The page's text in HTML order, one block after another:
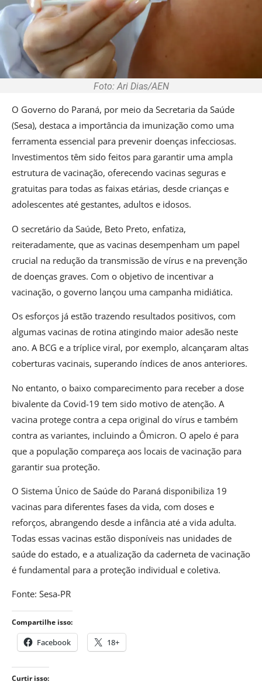
Foto: Ari Dias/AEN
O Governo do Paraná, por meio da Secretaria da Saúde
(Sesa), destaca a importância da imunização como uma
ferramenta essencial para prevenir doenças infecciosas.
Investimentos têm sido feitos para garantir uma ampla
estrutura de vacinação, oferecendo vacinas seguras e
gratuitas para todas as faixas etárias, desde crianças e
adolescentes até gestantes, adultos e idosos.
O secretário da Saúde, Beto Preto, enfatiza,
reiteradamente, que as vacinas desempenham um papel
crucial na redução da transmissão de vírus e na prevenção
de doenças graves. Com o objetivo de incentivar a
vacinação, o governo lançou uma campanha midiática.
Os esforços já estão trazendo resultados positivos, com
algumas vacinas de rotina atingindo maior adesão neste
ano. A BCG e a tríplice viral, por exemplo, alcançaram altas
coberturas vacinais, superando índices de anos anteriores.
No entanto, o baixo comparecimento para receber a dose
bivalente da Covid-19 tem sido motivo de atenção. A
vacina protege contra a cepa original do vírus e também
contra as variantes, incluindo a Ômicron. O apelo é para
que a população compareça aos locais de vacinação para
garantir sua proteção.
O Sistema Único de Saúde do Paraná disponibiliza 19
vacinas para diferentes fases da vida, com doses e
reforços, abrangendo desde a infância até a vida adulta.
Todas essas vacinas estão disponíveis nas unidades de
saúde do estado, e a atualização da caderneta de vacinação
é fundamental para a proteção individual e coletiva.
Fonte: Sesa-PR
Compartilhe isso:
Facebook 18+
Curtir isso: